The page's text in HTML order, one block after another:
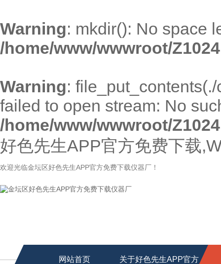
Warning: mkdir(): No space
/home/www/wwwroot/
Warning:
failed to open stream: No
/home/www/wwwroot/
好色先生APP官方免费下载
欢迎光临金坛区好色先生APP官方免费下载仪器厂！
网站首页 关于好色先生APP官方